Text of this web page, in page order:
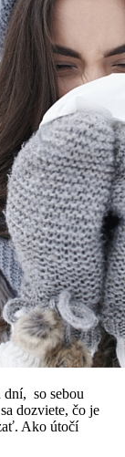
dní, so sebou
dozviete, čo je
Ako útočí